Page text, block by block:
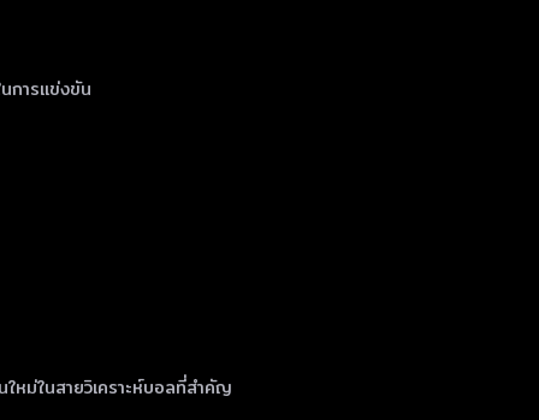
การแข่งขัน
หม่ในสายวิเคราะห์บอลที่สำคัญ